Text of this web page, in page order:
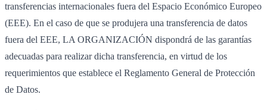
transferencias internacionales fuera del Espacio Económico Europeo
(EEE). En el caso de que se produjera una transferencia de datos
fuera del EEE, LA ORGANIZACIÓN dispondrá de las garantías
adecuadas para realizar dicha transferencia, en virtud de los
requerimientos que establece el Reglamento General de Protección
de Datos.